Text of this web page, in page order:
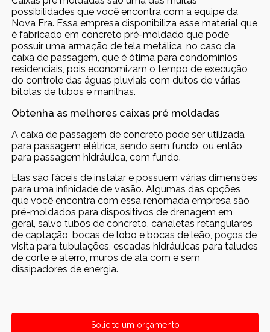
possibilidades que você encontra com a equipe da
Nova Era. Essa empresa disponibiliza esse material que
é fabricado em concreto pré-moldado que pode
possuir uma armação de tela metálica, no caso da
caixa de passagem, que é ótima para condomínios
residenciais, pois economizam o tempo de execução
do controle das águas pluviais com dutos de várias
bitolas de tubos e manilhas.
Obtenha as melhores caixas pré moldadas
A caixa de passagem de concreto pode ser utilizada
para passagem elétrica, sendo sem fundo, ou então
para passagem hidráulica, com fundo.
Elas são fáceis de instalar e possuem várias dimensões
para uma infinidade de vasão. Algumas das opções
que você encontra com essa renomada empresa são
pré-moldados para dispositivos de drenagem em
geral, salvo tubos de concreto, canaletas retangulares
de captação, bocas de lobo e bocas de leão, poços de
visita para tubulações, escadas hidráulicas para taludes
de corte e aterro, muros de ala com e sem
dissipadores de energia.
Solicite um orçamento